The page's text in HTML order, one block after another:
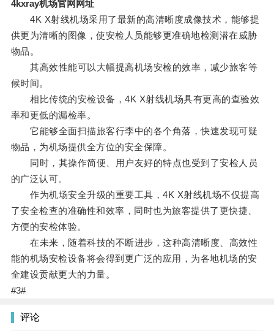
4kxray机场官网网址
4K X射线机场采用了最新的高清晰度成像技术，能够提
供更为清晰的图像，使安检人员能够更准确地检测潜在威胁
物品。
其高效性能可以大幅提高机场安检的效率，减少旅客等
候时间。
相比传统的安检设备，4K X射线机场具有更高的查验效
率和更低的漏检率。
它能够全面扫描旅客行李中的各个角落，快速发现可疑
物品，为机场提供全方位的安全保障。
同时，其操作简便、用户友好的特点也受到了安检人员
的广泛认可。
作为机场安全升级的重要工具，4K X射线机场不仅提高
了安全检查的准确性和效率，同时也为旅客提供了更快捷、
方便的安检体验。
在未来，随着科技的不断进步，这种高清晰度、高效性
能的机场安检设备将会得到更广泛的应用，为各地机场的安
全建设贡献更大的力量。
#3#
评论